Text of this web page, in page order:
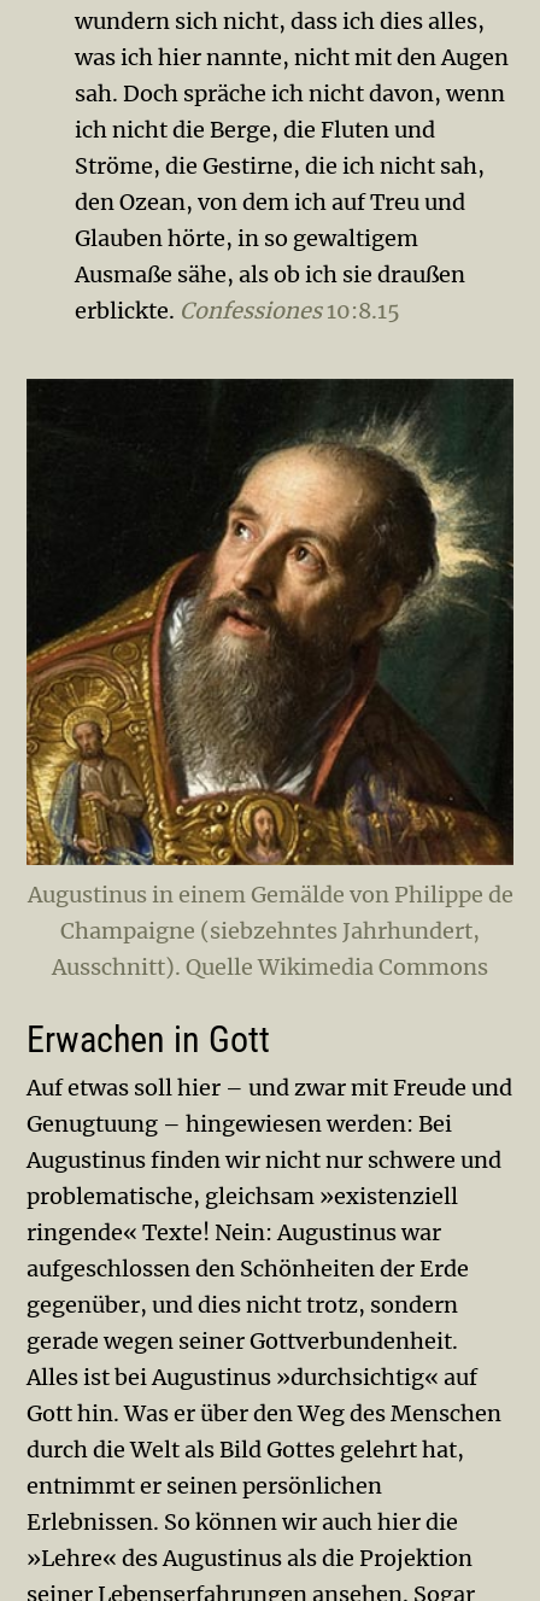
wundern sich nicht, dass ich dies alles,
was ich hier nannte, nicht mit den Augen
sah. Doch spräche ich nicht davon, wenn
ich nicht die Berge, die Fluten und
Ströme, die Gestirne, die ich nicht sah,
den Ozean, von dem ich auf Treu und
Glauben hörte, in so gewaltigem
Ausmaße sähe, als ob ich sie draußen
erblickte. Confessiones10:8.15
Augustinus in einem Gemälde von Philippe de
Champaigne (siebzehntes Jahrhundert,
Ausschnitt). Quelle Wikimedia Commons
Erwachen in Gott
Auf etwas soll hier – und zwar mit Freude und
Genugtuung – hingewiesen werden: Bei
Augustinus finden wir nicht nur schwere und
problematische, gleichsam »existenziell
ringende« Texte! Nein: Augustinus war
aufgeschlossen den Schönheiten der Erde
gegenüber, und dies nicht trotz, sondern
gerade wegen seiner Gott­verbun­denheit.
Alles ist bei Augus­ti­nus »durchsichtig« auf
Gott hin. Was er über den Weg des Men­schen
durch die Welt als Bild Gottes gelehrt hat,
entnimmt er seinen persönlichen
Erlebnissen. So können wir auch hier die
»Lehre« des Augustinus als die Projektion
seiner Lebenserfahrungen an­sehen. Sogar